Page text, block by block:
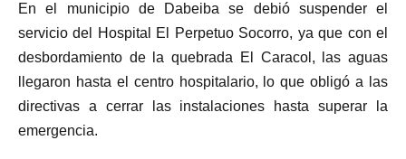
En el municipio de Dabeiba se debió suspender el
servicio del Hospital El Perpetuo Socorro, ya que con el
desbordamiento de la quebrada El Caracol, las aguas
llegaron hasta el centro hospitalario, lo que obligó a las
directivas a cerrar las instalaciones hasta superar la
emergencia.